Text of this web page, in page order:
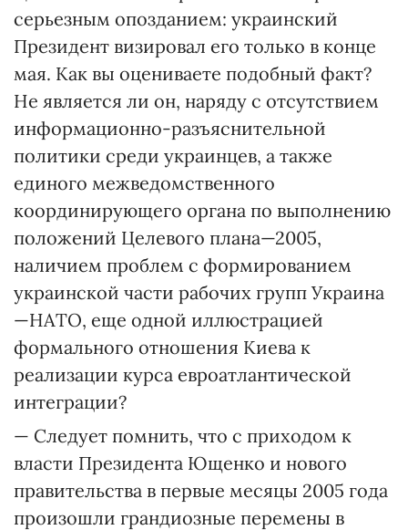
серьезным опозданием: украинский
Президент визировал его только в конце
мая. Как вы оцениваете подобный факт?
Не является ли он, наряду с отсутствием
информационно-разъяснительной
политики среди украинцев, а также
единого межведомственного
координирующего органа по выполнению
положений Целевого плана—2005,
наличием проблем с формированием
украинской части рабочих групп Украина
—НАТО, еще одной иллюстрацией
формального отношения Киева к
реализации курса евроатлантической
интеграции?
— Следует помнить, что с приходом к
власти Президента Ющенко и нового
правительства в первые месяцы 2005 года
произошли грандиозные перемены в